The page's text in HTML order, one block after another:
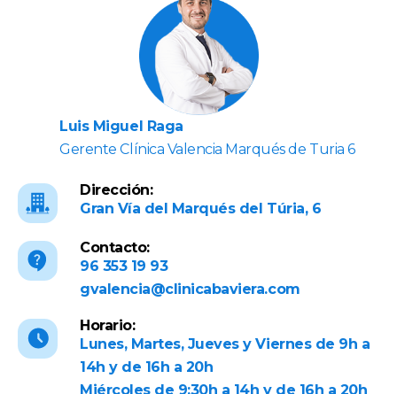
Luis Miguel Raga
Gerente Clínica Valencia Marqués de Turia 6
Dirección:
Gran Vía del Marqués del Túria, 6
Contacto:
96 353 19 93
gvalencia@clinicabaviera.com
Horario:
Lunes, Martes, Jueves y Viernes de 9h a
14h y de 16h a 20h
Miércoles de 9:30h a 14h y de 16h a 20h